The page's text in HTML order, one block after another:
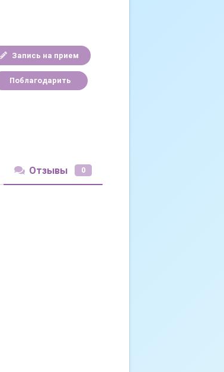
Запись на прием
Поблагодарить
Отзывы 0